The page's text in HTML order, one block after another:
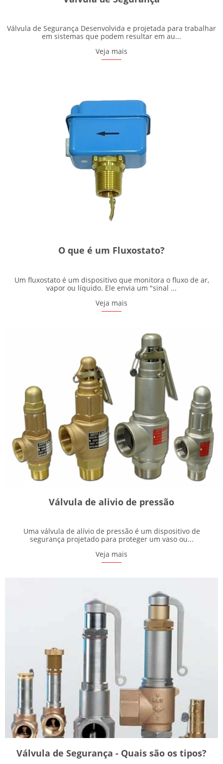
Válvula de Segurança Desenvolvida e projetada para trabalhar
em sistemas que podem resultar em au...
Veja mais
O que é um Fluxostato?
Um fluxostato é um dispositivo que monitora o fluxo de ar,
vapor ou líquido. Ele envia um "sinal ...
Veja mais
Válvula de alivio de pressão
Uma válvula de alívio de pressão é um dispositivo de
segurança projetado para proteger um vaso ou...
Veja mais
Válvula de Segurança - Quais são os tipos?